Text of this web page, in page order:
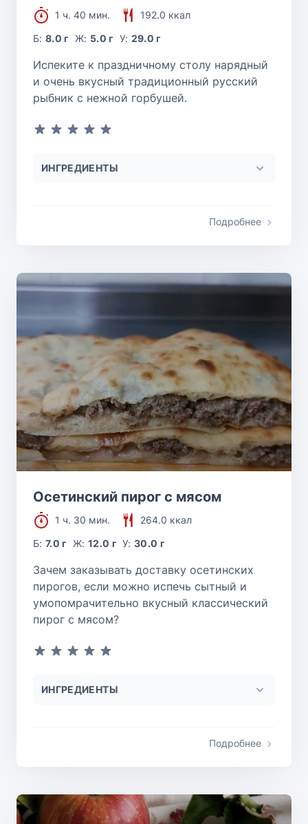
1 ч. 40 мин.
192.0 ккал
Б:8.0 г Ж: 5.0 г У: 29.0 г
Испеките к праздничному столу нарядный
и очень вкусный традиционный русский
рыбник с нежной горбушей.
ИНГРЕДИЕНТЫ
Подробнее
Осетинский пирог с мясом
1 ч. 30 мин.
264.0 ккал
Б:7.0 г Ж: 12.0 г У:30.0 г
Зачем заказывать доставку осетинских
пирогов, если можно испечь сытный и
умопомрачительно вкусный классический
пирог с мясом?
ИНГРЕДИЕНТЫ
Подробнее